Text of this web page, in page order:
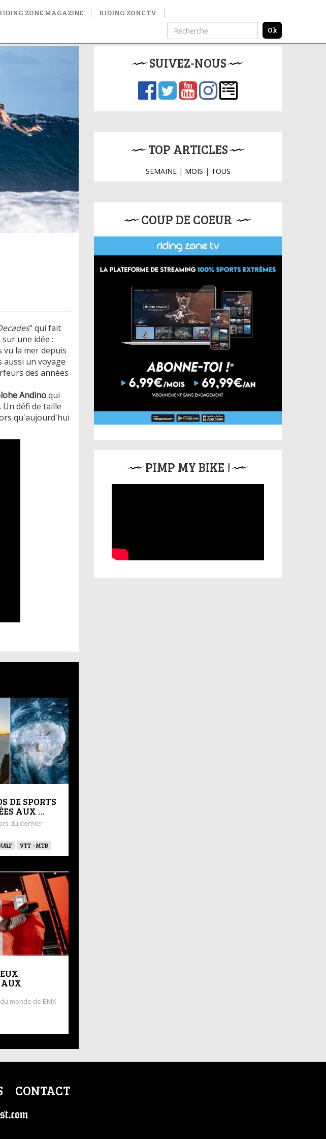
ZONE MAGAZINE RIDING ZONE TV
" qui fait
une idée :
vu la mer depuis
un voyage
des années
Andinoqui
défi de taille
qu'aujourd'hui
DE SPORTS
AUX …
du dernier
VTT - MTB
AUX
monde de BMX
SUIVEZ-NOUS
TOP ARTICLES
SEMAINE| MOIS | TOUS
COUP DE COEUR
PIMP MY BIKE !
CONTACT